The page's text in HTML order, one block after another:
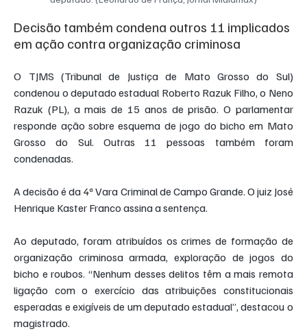
Decisão também condena outros 11 implicados
em ação contra organização criminosa
O TJMS (Tribunal de Justiça de Mato Grosso do Sul)
condenou o deputado estadual Roberto Razuk Filho, o Neno
Razuk (PL), a mais de 15 anos de prisão. O parlamentar
responde ação sobre esquema de jogo do bicho em Mato
Grosso do Sul. Outras 11 pessoas também foram
condenadas.
A decisão é da 4ª Vara Criminal de Campo Grande. O juiz José
Henrique Kaster Franco assina a sentença.
Ao deputado, foram atribuídos os crimes de formação de
organização criminosa armada, exploração de jogos do
bicho e roubos. “Nenhum desses delitos têm a mais remota
ligação com o exercício das atribuições constitucionais
esperadas e exigíveis de um deputado estadual”, destacou o
magistrado.